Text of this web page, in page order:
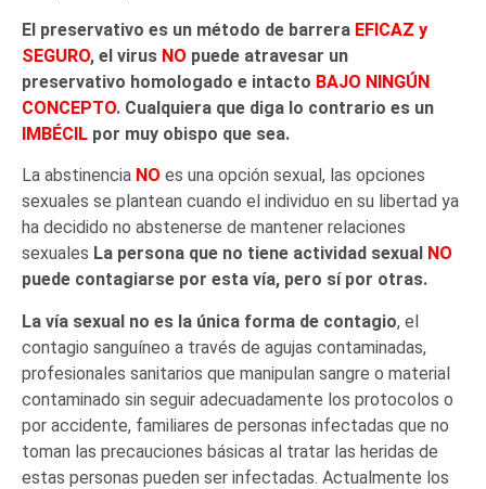
El preservativo es un método de barrera EFICAZ y
SEGURO, el virus NO puede atravesar un
preservativo homologado e intacto BAJO NINGÚN
CONCEPTO. Cualquiera que diga lo contrario es un
IMBÉCIL por muy obispo que sea.
La abstinencia NO es una opción sexual, las opciones
sexuales se plantean cuando el individuo en su libertad ya
ha decidido no abstenerse de mantener relaciones
sexuales La persona que no tiene actividad sexual NO
puede contagiarse por esta vía, pero sí por otras.
La vía sexual no es la única forma de contagio, el
contagio sanguíneo a través de agujas contaminadas,
profesionales sanitarios que manipulan sangre o material
contaminado sin seguir adecuadamente los protocolos o
por accidente, familiares de personas infectadas que no
toman las precauciones básicas al tratar las heridas de
estas personas pueden ser infectadas. Actualmente los